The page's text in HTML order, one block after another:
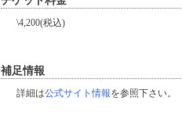
\4,200(税込)
補足情報
詳細は公式サイト情報を参照下さい。